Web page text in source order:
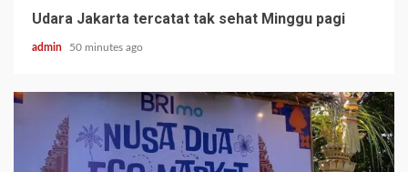
Udara Jakarta tercatat tak sehat Minggu pagi
admin 50 minutes ago